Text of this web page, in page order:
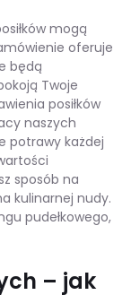
mogą
oferuje
będą
Twoje
posiłków
naszych
potrawy każdej
sposób na
kulinarnej nudy.
pudełkowego,
– jak